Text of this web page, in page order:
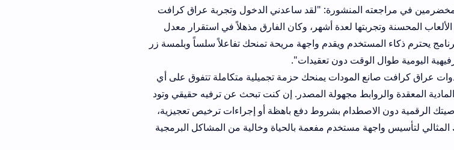
المنشورة: "لقد ساعدني الدخول وتجربة عراق كرافت
لعدة أشهر، وكان الفارق مذهلاً في استقرار معدل
المستخدم ويقدم واجهة مريحة تمنحك تفاعلاً سلساً وبلمسة زر
الوقت دون تعقيدات".
المودات يمنحك حزمة تجميلية متكاملة تتفوق على أي
مجهولة المصدر. إن كنت تبحث عن ترفيه حقيقي وتود
الاصطدام بشروط دفع باهظة أو إجراءات ترخيص تعجيزية،
مستخدم مفعمة بالحياة وخالية من المشاكل البرمجية